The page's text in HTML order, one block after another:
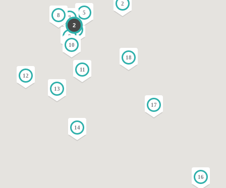
2
3
5
7
8
9
10
11
12
13
14
16
17
18
2